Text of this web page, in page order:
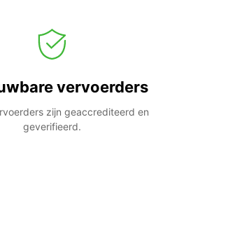
vervoerders
zijn geaccrediteerd en
geverifieerd.